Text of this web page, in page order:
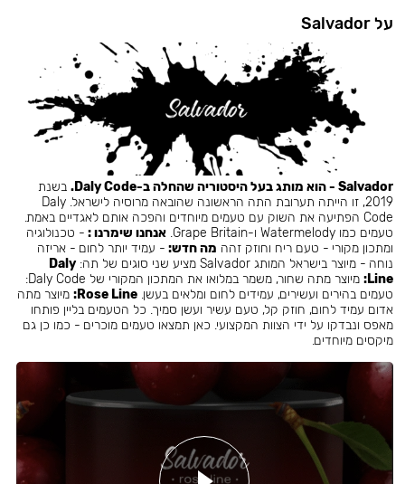
על Salvador
Salvador - הוא מותג בעל היסטוריה שהחלה ב-Daly Code.
בשנת
2019, זו הייתה תערובת התה הראשונה שהובאה מרוסיה לישראל. Daly
Code הפתיעה את השוק עם טעמים מיוחדים והפכה אותם לאגדיים באמת.
טעמים כמו Watermelody ו-Grape Britain.
אנחנו שימרנו : - טכנולוגיה
ומתכון מקורי - טעם ריח וחוזק זהה מה חדש: - עמיד יותר לחום - אריזה
נוחה - מיוצר בישראל המותג Salvador מציע שני סוגים של תה:
Daly
Line:
מיוצר מתה שחור, משמר במלואו את המתכון המקורי של Daly Code:
טעמים בהירים ועשירים, עמידים לחום ומלאים בעשן.Rose Line: מיוצר מתה
אדום עמיד לחום, חוזק קל, טעם עשיר ועשן סמיך. כל הטעמים בליין פותחו
מאפס ונבדקו על ידי הצוות המקצועי. כאן תמצאו טעמים מוכרים - כמו כן גם
מיקסים מיוחדים.